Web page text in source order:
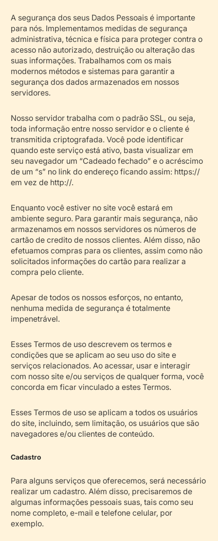
A segurança dos seus Dados Pessoais é importante
para nós. Implementamos medidas de segurança
administrativa, técnica e física para proteger contra o
acesso não autorizado, destruição ou alteração das
suas informações. Trabalhamos com os mais
modernos métodos e sistemas para garantir a
segurança dos dados armazenados em nossos
servidores.
Nosso servidor trabalha com o padrão SSL, ou seja,
toda informação entre nosso servidor e o cliente é
transmitida criptografada. Você pode identificar
quando este serviço está ativo, basta visualizar em
seu navegador um “Cadeado fechado” e o acréscimo
de um “s” no link do endereço ficando assim: https://
em vez de http://.
Enquanto você estiver no site você estará em
ambiente seguro. Para garantir mais segurança, não
armazenamos em nossos servidores os números de
cartão de credito de nossos clientes. Além disso, não
efetuamos compras para os clientes, assim como não
solicitados informações do cartão para realizar a
compra pelo cliente.
Apesar de todos os nossos esforços, no entanto,
nenhuma medida de segurança é totalmente
impenetrável.
Esses Termos de uso descrevem os termos e
condições que se aplicam ao seu uso do site e
serviços relacionados. Ao acessar, usar e interagir
com nosso site e/ou serviços de qualquer forma, você
concorda em ficar vinculado a estes Termos.
Esses Termos de uso se aplicam a todos os usuários
do site, incluindo, sem limitação, os usuários que são
navegadores e/ou clientes de conteúdo.
Cadastro
Para alguns serviços que oferecemos, será necessário
realizar um cadastro. Além disso, precisaremos de
algumas informações pessoais suas, tais como seu
nome completo, e-mail e telefone celular, por
exemplo.